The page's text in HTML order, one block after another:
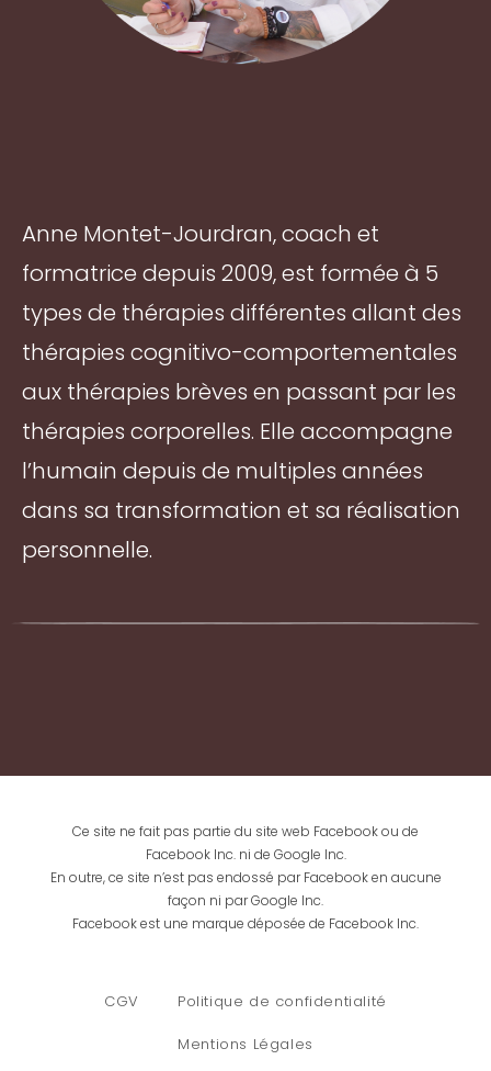
Anne Montet-Jourdran, coach et
formatrice depuis 2009, est formée à 5
types de thérapies différentes allant des
thérapies cognitivo-comportementales
aux thérapies brèves en passant par les
thérapies corporelles. Elle accompagne
l’humain depuis de multiples années
dans sa transformation et sa réalisation
personnelle.
Ce site ne fait pas partie du site web Facebook ou de
Facebook Inc. ni de Google Inc.
En outre, ce site n’est pas endossé par Facebook en aucune
façon ni par Google Inc.
Facebook est une marque déposée de Facebook Inc.
CGV Politique de confidentialité
Mentions Légales